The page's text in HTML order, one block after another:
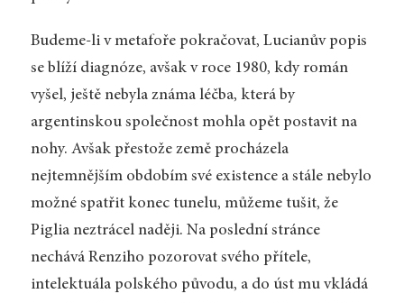
Budeme-li v metafoře pokračovat, Lucianův popis
se blíží diagnóze, avšak v roce 1980, kdy román
vyšel, ještě nebyla známa léčba, která by
argentinskou společnost mohla opět postavit na
nohy. Avšak přestože země procházela
nejtemnějším obdobím své existence a stále nebylo
možné spatřit konec tunelu, můžeme tušit, že
Piglia neztrácel naději. Na poslední stránce
nechává Renziho pozorovat svého přítele,
intelektuála polského původu, a do úst mu vkládá